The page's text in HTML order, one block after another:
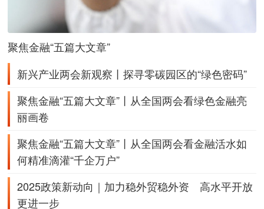
聚焦金融“五篇大文章”
新兴产业两会新观察丨探寻零碳园区的“绿色密码”
聚焦金融“五篇大文章”丨从全国两会看绿色金融亮
丽画卷
聚焦金融“五篇大文章”丨从全国两会看金融活水如
何精准滴灌“千企万户”
2025政策新动向｜加力稳外贸稳外资 高水平开放
更进一步